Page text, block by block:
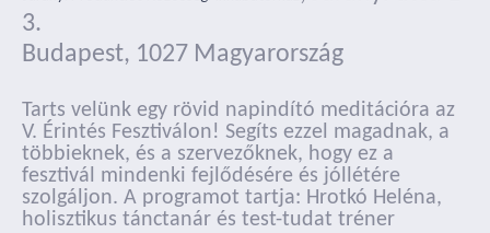
3.
Budapest, 1027 Magyarország
Tarts velünk egy rövid napindító meditációra az
V. Érintés Fesztiválon! Segíts ezzel magadnak, a
többieknek, és a szervezőknek, hogy ez a
fesztivál mindenki fejlődésére és jóllétére
szolgáljon. A programot tartja: Hrotkó Heléna,
holisztikus tánctanár és test-tudat tréner